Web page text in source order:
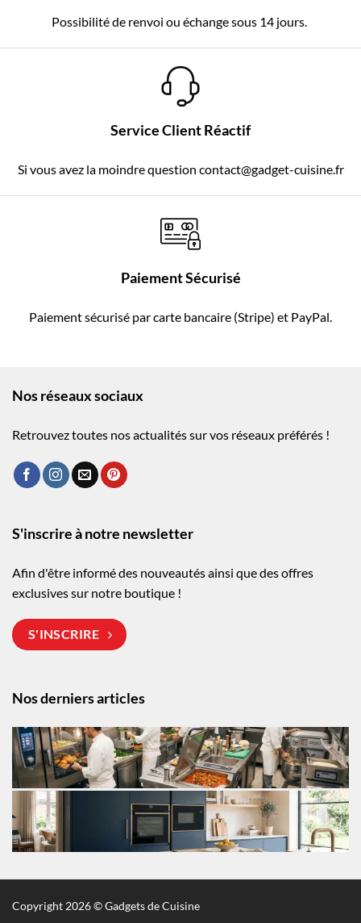
Possibilité de renvoi ou échange sous 14 jours.
Service Client Réactif
Si vous avez la moindre question contact@gadget-cuisine.fr
Paiement Sécurisé
Paiement sécurisé par carte bancaire (Stripe) et PayPal.
Nos réseaux sociaux
Retrouvez toutes nos actualités sur vos réseaux préférés !
Nos derniers articles
S'inscrire à notre newsletter
Afin d'être informé des nouveautés ainsi que des offres
exclusives sur notre boutique !
S'INSCRIRE
Copyright 2026 © Gadgets de Cuisine